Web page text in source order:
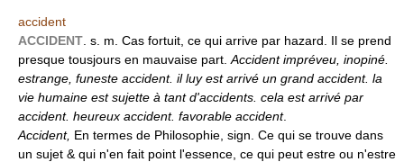
accident
ACCIDENT . s. m. Cas fortuit, ce qui arrive par hazard. Il se prend
presque tousjours en mauvaise part. Accident impréveu, inopiné.
estrange, funeste accident. il luy est arrivé un grand accident. la
vie humaine est sujette à tant d'accidents. cela est arrivé par
accident. heureux accident. favorable accident.
Accident, En termes de Philosophie, sign. Ce qui se trouve dans
un sujet & qui n'en fait point l'essence, ce qui peut estre ou n'estre